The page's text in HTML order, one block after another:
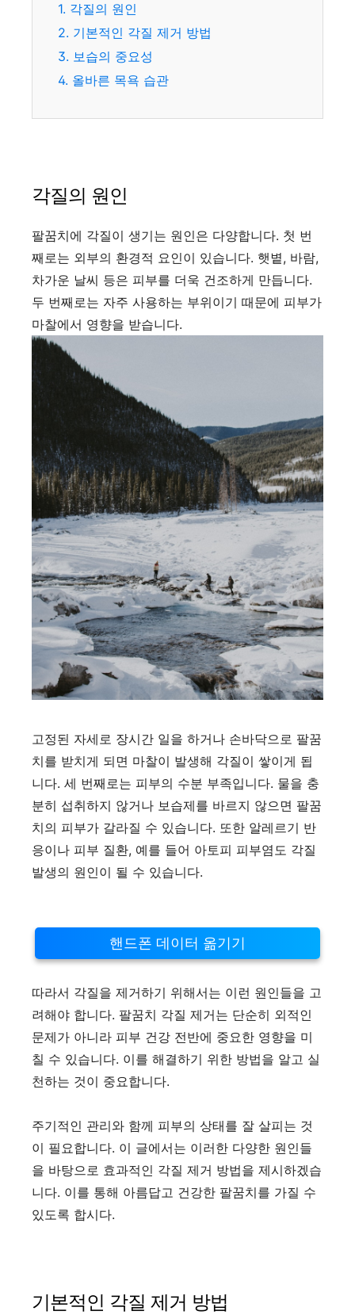
1. 각질의 원인
2. 기본적인 각질 제거 방법
3. 보습의 중요성
4. 올바른 목욕 습관
각질의 원인
팔꿈치에 각질이 생기는 원인은 다양합니다. 첫 번
째로는 외부의 환경적 요인이 있습니다. 햇볕, 바람,
차가운 날씨 등은 피부를 더욱 건조하게 만듭니다.
두 번째로는 자주 사용하는 부위이기 때문에 피부가
마찰에서 영향을 받습니다.
고정된 자세로 장시간 일을 하거나 손바닥으로 팔꿈
치를 받치게 되면 마찰이 발생해 각질이 쌓이게 됩
니다. 세 번째로는 피부의 수분 부족입니다. 물을 충
분히 섭취하지 않거나 보습제를 바르지 않으면 팔꿈
치의 피부가 갈라질 수 있습니다. 또한 알레르기 반
응이나 피부 질환, 예를 들어 아토피 피부염도 각질
발생의 원인이 될 수 있습니다.
핸드폰 데이터 옮기기
따라서 각질을 제거하기 위해서는 이런 원인들을 고
려해야 합니다. 팔꿈치 각질 제거는 단순히 외적인
문제가 아니라 피부 건강 전반에 중요한 영향을 미
칠 수 있습니다. 이를 해결하기 위한 방법을 알고 실
천하는 것이 중요합니다.
주기적인 관리와 함께 피부의 상태를 잘 살피는 것
이 필요합니다. 이 글에서는 이러한 다양한 원인들
을 바탕으로 효과적인 각질 제거 방법을 제시하겠습
니다. 이를 통해 아름답고 건강한 팔꿈치를 가질 수
있도록 합시다.
기본적인 각질 제거 방법